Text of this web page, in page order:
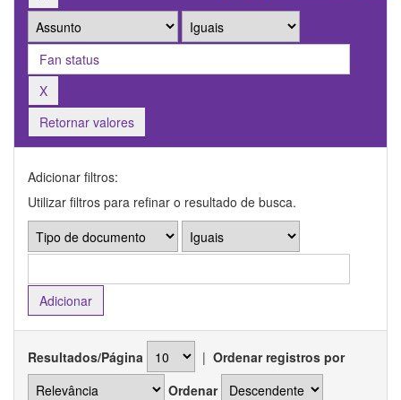
Retornar valores
Adicionar filtros:
Utilizar filtros para refinar o resultado de busca.
Resultados/Página | Ordenar registros por
Ordenar